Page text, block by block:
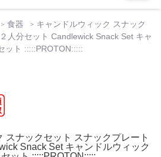
食器
キャンドルウィック スナック
人分セット Candlewick Snack Set キャ
ット :::::PROTON:::::